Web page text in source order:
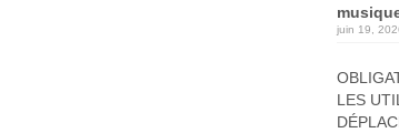
juin 19,
LES